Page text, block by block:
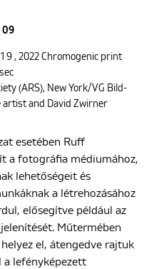
09
9 , 2022 Chromogenic print
(ARS), New York/VG Bild-
artist and David Zwirner
esetében Ruff
a fotográfia médiumához,
lehetőségeit és
a létrehozásához
elősegítve például az
Műtermében
el, átengedve rajtuk
a lefényképezett